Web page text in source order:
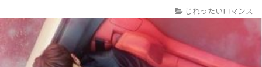
じれったいロマンス